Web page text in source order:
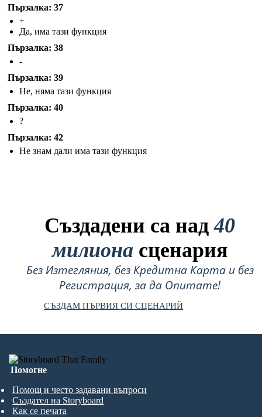
Пързалка: 37
+
Да, има тази функция
Пързалка: 38
-
Пързалка: 39
Не, няма тази функция
Пързалка: 40
?
Пързалка: 42
Не знам дали има тази функция
Създадени са над40
милиона сценария
Без Изтегляния, без Кредитна Карта и без
Регистрация, за да Опитате!
СЪЗДАМ ПЪРВИЯ СИ СЦЕНАРИЙ
Помогне
Помощ и често задавани въпроси
Създател на Storyboard
Как се печата